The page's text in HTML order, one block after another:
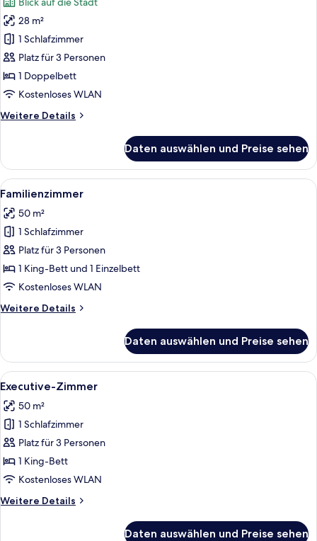
für
Superior-
Zimmer
anzeigen
28 m²
1 Schlafzimmer
Platz für 3 Personen
1 Doppelbett
Kostenloses WLAN
Weitere Details
Weitere
Zimmer
Daten auswählen und Preise sehen
Alle
Fotos
für
Familienzimmer
anzeigen
Ein Hotelzimmer mit einem großen
6
Familienzimmer
50 m²
1 Schlafzimmer
Platz für 3 Personen
1 King-Bett und 1 Einzelbett
Kostenloses WLAN
Weitere Details
Weitere
Daten auswählen und Preise sehen
Alle
Fotos
für
Executive-
Zimmer
anzeigen
Ein Hotelzimmer mit einem großen
5
Executive-Zimmer
50 m²
1 Schlafzimmer
Platz für 3 Personen
1 King-Bett
Kostenloses WLAN
Weitere Details
Weitere
Daten auswählen und Preise sehen